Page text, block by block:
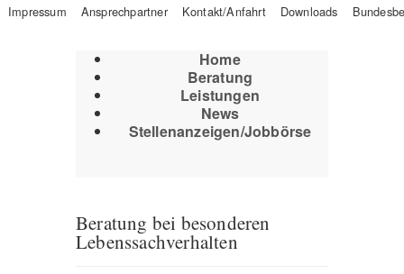
Impressum Ansprechpartner Kontakt/Anfahrt Downloads
Home
Beratung
Leistungen
News
Stellenanzeigen/Jobbörse
Beratung bei besonderen
Lebenssachverhalten